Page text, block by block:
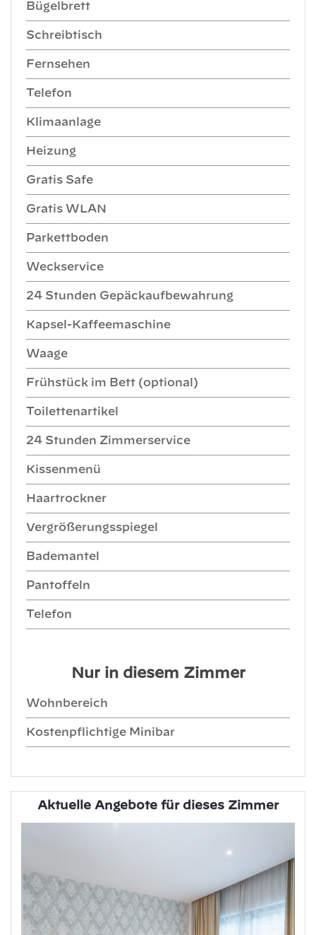
Bügelbrett
Schreibtisch
Fernsehen
Telefon
Klimaanlage
Heizung
Gratis Safe
Gratis WLAN
Parkettboden
Weckservice
24 Stunden Gepäckaufbewahrung
Kapsel-Kaffeemaschine
Waage
Frühstück im Bett (optional)
Toilettenartikel
24 Stunden Zimmerservice
Kissenmenü
Haartrockner
Vergrößerungsspiegel
Bademantel
Pantoffeln
Telefon
Nur in diesem Zimmer
Wohnbereich
Kostenpflichtige Minibar
Aktuelle Angebote für dieses Zimmer